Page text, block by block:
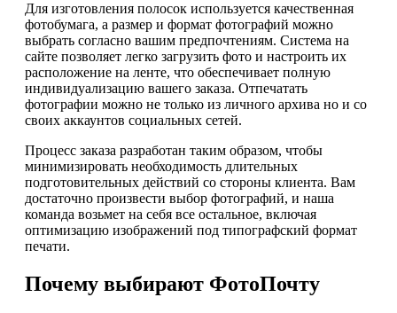
Для изготовления полосок используется качественная
фотобумага, а размер и формат фотографий можно
выбрать согласно вашим предпочтениям. Система на
сайте позволяет легко загрузить фото и настроить их
расположение на ленте, что обеспечивает полную
индивидуализацию вашего заказа. Отпечатать
фотографии можно не только из личного архива но и со
своих аккаунтов социальных сетей.
Процесс заказа разработан таким образом, чтобы
минимизировать необходимость длительных
подготовительных действий со стороны клиента. Вам
достаточно произвести выбор фотографий, и наша
команда возьмет на себя все остальное, включая
оптимизацию изображений под типографский формат
печати.
Почему выбирают ФотоПочту